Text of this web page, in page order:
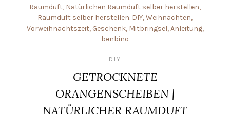
DIY
GETROCKNETE
ORANGENSCHEIBEN |
NATÜRLICHER RAUMDUFT